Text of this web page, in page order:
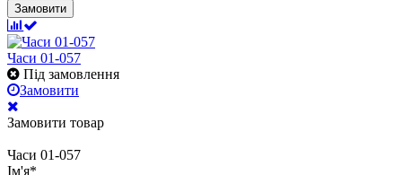
Замовити
Часи 01-057
Під замовлення
Замовити
Замовити товар
Часи 01-057
Ім'я*